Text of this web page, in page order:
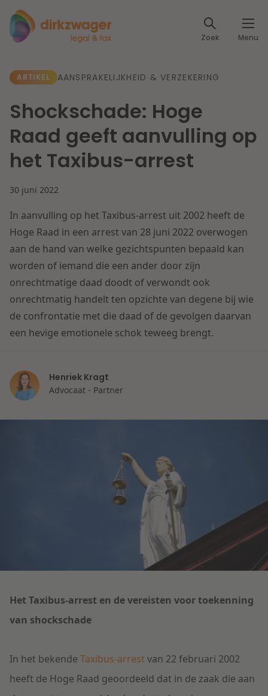
Zoek Menu
Expertises
Fiscaal
Arbeid & Pensioen
IE & Innovatie
Herstructurering & Insolventie
Energie
Vastgoed
Aanbesteding & Mededinging
Aansprakelijkheid & Verzekering
Onderwijs
Dichtbij een toekomstbestendige zorg
Lees meer
woningbouw
Lees meer
Dichtbij de wendbare onderneming
Artikelen
Klantcases
Events
Specialisten
Over ons
Over Dirkzwager
Internationale partners
Nieuws
Werken bij
Contact
Nederlands
ARTIKEL AANSPRAKELIJKHEID & VERZEKERING
Shockschade: Hoge
Raad geeft aanvulling op
het Taxibus-arrest
30 juni 2022
In aanvulling op het Taxibus-arrest uit 2002 heeft de
Hoge Raad in een arrest van 28 juni 2022 overwogen
aan de hand van welke gezichtspunten bepaald kan
worden of iemand die een ander door zijn
onrechtmatige daad doodt of verwondt ook
onrechtmatig handelt ten opzichte van degene bij wie
de confrontatie met die daad of de gevolgen daarvan
een hevige emotionele schok teweeg brengt.
Henriek Kragt
Advocaat - Partner
Het Taxibus-arrest en de vereisten voor toekenning
van shockschade
In het bekende Taxibus-arrestvan 22 februari 2002
heeft de Hoge Raad geoordeeld dat in de zaak die aan